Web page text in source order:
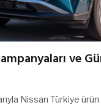
ve
Nissan Türkiye